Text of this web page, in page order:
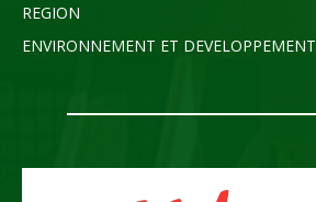
REGION
ENVIRONNEMENT ET DEVELOPPEMENT